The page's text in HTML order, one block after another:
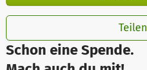
Schon eine Spende.
Teilen